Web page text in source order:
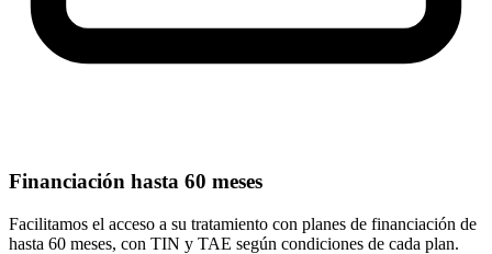
Financiación hasta 60 meses
Facilitamos el acceso a su tratamiento con planes de financiación de
hasta 60 meses, con TIN y TAE según condiciones de cada plan.